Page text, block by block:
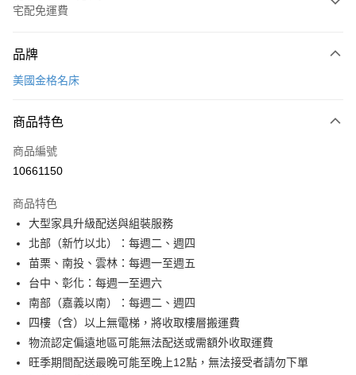
宅配免運費
信用卡一次付款
3 期 0 利率 每期
合作金庫商業銀行
上海商業儲蓄銀行
臺灣中小企業銀行
匯豐（台灣）商業銀行
聯邦商業銀行
遠東國際商業銀行
元大商業銀行
永豐商業銀行
玉山商業銀行
台灣樂天信用卡公司
合作金庫商業銀行
上海商業儲蓄銀行
國泰世華商業銀行
匯豐（台灣）商業銀行
華泰商業銀行
聯邦商業銀行
遠東國際商業銀行
元大商業銀行
玉山商業銀行
星展（台灣）商業銀行
台新國際商業銀行
中國信託商業銀行
LINE Pay
Apple Pay
街口支付
悠遊付
Google Pay
全盈+PAY
大哥付你分期
相關說明
品牌
美國金格名床
商品特色
商品編號
10661150
商品特色
大型家具升級配送與組裝服務
北部（新竹以北）：每週二、週四
苗栗、南投、雲林：每週一至週五
台中、彰化：每週一至週六
南部（嘉義以南）：每週二、週四
四樓（含）以上無電梯，將收取樓層搬運費
物流認定偏遠地區可能無法配送或需額外收取運費
旺季期間配送最晚可能至晚上12點，無法接受者請勿下單